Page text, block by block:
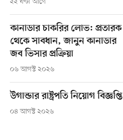
কানাডার চাকরির লোভ: প্রতারক
থেকে সাবধান, জানুন কানাডার
জব ভিসার প্রক্রিয়া
০৬ আগস্ট ২০২৬
উগান্ডার রাষ্ট্রপতি নিয়োগ বিজ্ঞপ্তি
০৪ আগস্ট ২০২৬